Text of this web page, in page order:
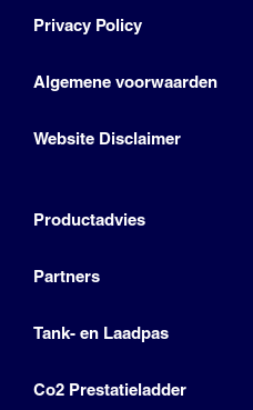
Privacy Policy
Algemene voorwaarden
Website Disclaimer
Productadvies
Partners
Tank- en Laadpas
Co2 Prestatieladder